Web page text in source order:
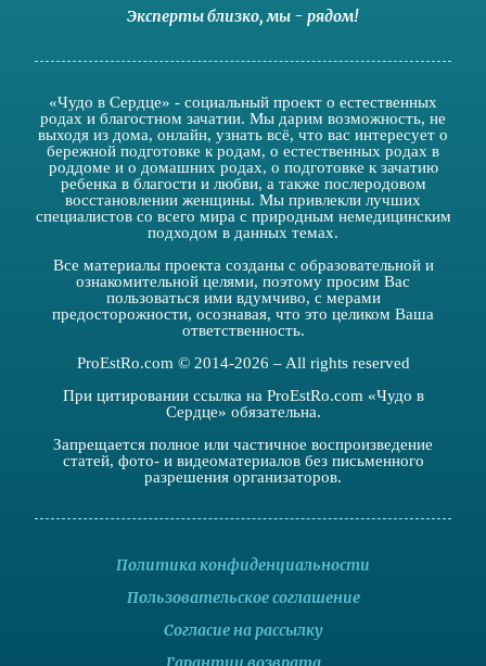
Эксперты близко,мы - рядом!
«Чудо в Сердце» - социальный проект о естественных
родах и благостном зачатии. Мы дарим возможность, не
выходя из дома, онлайн, узнать всё, что вас интересует о
бережной подготовке к родам, о естественных родах в
роддоме и о домашних родах, о подготовке к зачатию
ребенка в благости и любви, а также послеродовом
восстановлении женщины. Мы привлекли лучших
специалистов со всего мира с природным немедицинским
подходом в данных темах.
Все материалы проекта созданы с образовательной и
ознакомительной целями, поэтому просим Вас
пользоваться ими вдумчиво, с мерами
предосторожности, осознавая, что это целиком Ваша
ответственность.
ProEstRo.com © 2014-2026 – All rights reserved
При цитировании ссылка на ProEstRo.com «Чудо в
Сердце» обязательна.
Запрещается полное или частичное воспроизведение
статей, фото- и видеоматериалов без письменного
разрешения организаторов.
Политика конфиденциальности
Пользовательское соглашение
Согласие на рассылку